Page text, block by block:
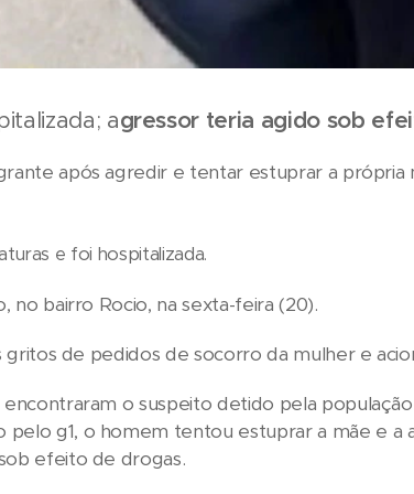
agressor teria agido sob
após agredir e tentar estuprar a própria
e foi hospitalizada.
no bairro Rocio, na sexta-feira (20).
de pedidos de socorro da mulher e
o suspeito detido pela
pelo g1, o homem tentou estuprar a mãe e a
efeito de drogas.